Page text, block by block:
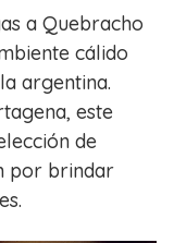
a Quebracho
cálido
argentina.
este
de
por brindar